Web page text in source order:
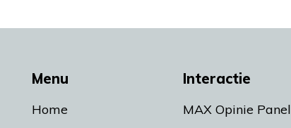
Menu
Home
Interactie
MAX Opinie Panel